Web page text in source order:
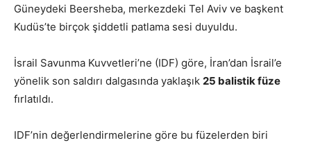
Güneydeki Beersheba, merkezdeki Tel Aviv ve başkent
Kudüs’te birçok şiddetli patlama sesi duyuldu.
İsrail Savunma Kuvvetleri’ne (IDF) göre, İran’dan İsrail’e
yönelik son saldırı dalgasında yaklaşık 25 balistik füze
fırlatıldı.
IDF’nin değerlendirmelerine göre bu füzelerden biri